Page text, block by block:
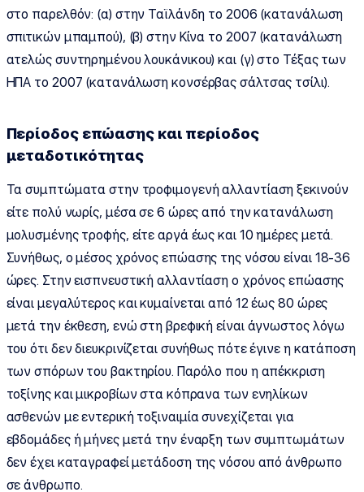
στο παρελθόν: (α) στην Ταϊλάνδη το 2006 (κατανάλωση
σπιτικών μπαμπού), (β) στην Κίνα το 2007 (κατανάλωση
ατελώς συντηρημένου λουκάνικου) και (γ) στο Τέξας των
ΗΠΑ το 2007 (κατανάλωση κονσέρβας σάλτσας τσίλι).
Περίοδος επώασης και περίοδος
μεταδοτικότητας
Τα συμπτώματα στην τροφιμογενή αλλαντίαση ξεκινούν
είτε πολύ νωρίς, μέσα σε 6 ώρες από την κατανάλωση
μολυσμένης τροφής, είτε αργά έως και 10 ημέρες μετά.
Συνήθως, ο μέσος χρόνος επώασης της νόσου είναι 18-36
ώρες. Στην εισπνευστική αλλαντίαση ο χρόνος επώασης
είναι μεγαλύτερος και κυμαίνεται από 12 έως 80 ώρες
μετά την έκθεση, ενώ στη βρεφική είναι άγνωστος λόγω
του ότι δεν διευκρινίζεται συνήθως πότε έγινε η κατάποση
των σπόρων του βακτηρίου. Παρόλο που η απέκκριση
τοξίνης και μικροβίων στα κόπρανα των ενηλίκων
ασθενών με εντερική τοξιναιμία συνεχίζεται για
εβδομάδες ή μήνες μετά την έναρξη των συμπτωμάτων
δεν έχει καταγραφεί μετάδοση της νόσου από άνθρωπο
σε άνθρωπο.